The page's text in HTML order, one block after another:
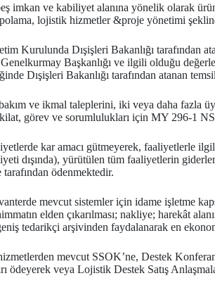
imkan ve kabiliyet alanına yönelik olarak
lojistik hizmetler &proje yönetimi
Kurulunda Dışişleri Bakanlığı tarafından
Başkanlığı ve ilgili olduğu
Dışişleri Bakanlığı tarafından atanan
ve ikmal taleplerini, iki veya daha fazla
görev ve sorumlulukları için MY 296-1
kar amacı gütmeyerek, faaliyetlerle
dışında), yürütülen tüm faaliyetlerin
ödenmektedir.
mevcut sistemler için idame işletme
elden çıkarılması; nakliye; harekât
tedarikçi arşivinden faydalanarak en
hizmetlerden mevcut SSOK’ne, Destek
ödeyerek veya Lojistik Destek Satış